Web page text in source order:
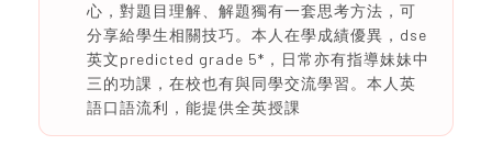
心，對題目理解、解題獨有一套思考方法，可
分享給學生相關技巧。本人在學成績優異，dse
英文predicted grade 5*，日常亦有指導妹妹中
三的功課，在校也有與同學交流學習。本人英
語口語流利，能提供全英授課